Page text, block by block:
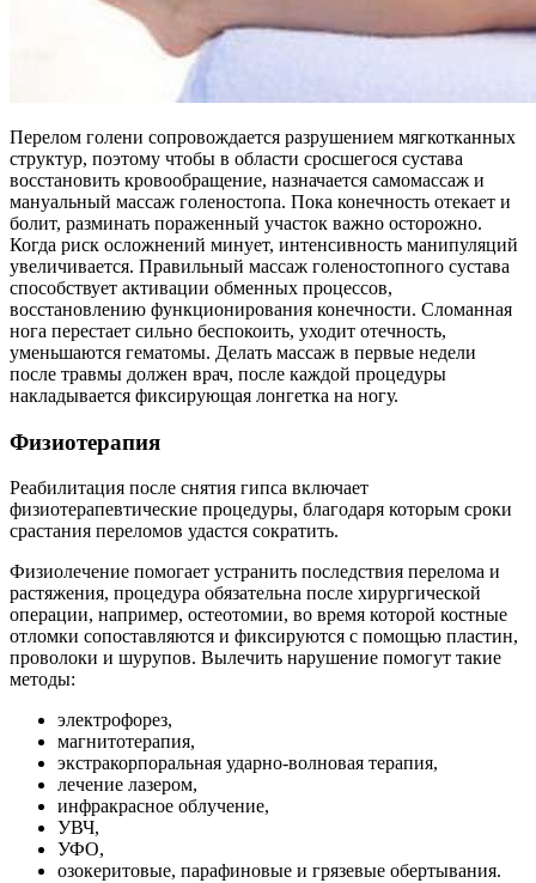
Перелом голени сопровождается разрушением мягкотканных
структур, поэтому чтобы в области сросшегося сустава
восстановить кровообращение, назначается самомассаж и
мануальный массаж голеностопа. Пока конечность отекает и
болит, разминать пораженный участок важно осторожно.
Когда риск осложнений минует, интенсивность манипуляций
увеличивается. Правильный массаж голеностопного сустава
способствует активации обменных процессов,
восстановлению функционирования конечности. Сломанная
нога перестает сильно беспокоить, уходит отечность,
уменьшаются гематомы. Делать массаж в первые недели
после травмы должен врач, после каждой процедуры
накладывается фиксирующая лонгетка на ногу.
Физиотерапия
Реабилитация после снятия гипса включает
физиотерапевтические процедуры, благодаря которым сроки
срастания переломов удастся сократить.
Физиолечение помогает устранить последствия перелома и
растяжения, процедура обязательна после хирургической
операции, например, остеотомии, во время которой костные
отломки сопоставляются и фиксируются с помощью пластин,
проволоки и шурупов. Вылечить нарушение помогут такие
методы:
электрофорез,
магнитотерапия,
экстракорпоральная ударно-волновая терапия,
лечение лазером,
инфракрасное облучение,
УВЧ,
УФО,
озокеритовые, парафиновые и грязевые обертывания.